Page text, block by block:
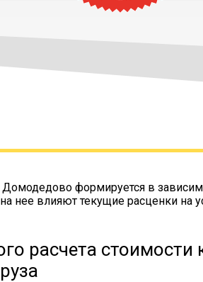
формируется в
нее влияют текущие расценки на
расчета стоимости